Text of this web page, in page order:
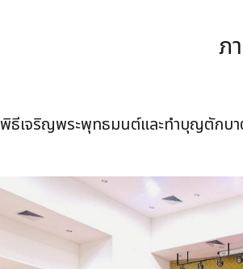
ภ
พิธีเจริญพระพุทธมนต์และทำบุญตักบา